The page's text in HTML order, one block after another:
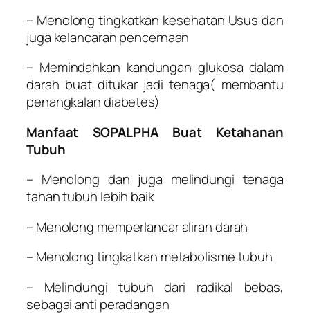
– Menolong tingkatkan kesehatan Usus dan
juga kelancaran pencernaan
– Memindahkan kandungan glukosa dalam
darah buat ditukar jadi tenaga( membantu
penangkalan diabetes)
Manfaat SOPALPHA Buat Ketahanan
Tubuh
– Menolong dan juga melindungi tenaga
tahan tubuh lebih baik
– Menolong memperlancar aliran darah
– Menolong tingkatkan metabolisme tubuh
– Melindungi tubuh dari radikal bebas,
sebagai anti peradangan